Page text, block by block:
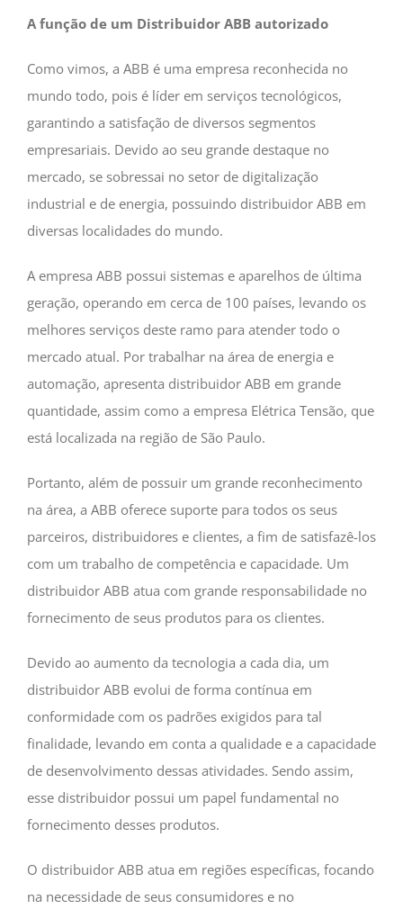
A função de um Distribuidor ABB autorizado
Como vimos, a ABB é uma empresa reconhecida no
mundo todo, pois é líder em serviços tecnológicos,
garantindo a satisfação de diversos segmentos
empresariais. Devido ao seu grande destaque no
mercado, se sobressai no setor de digitalização
industrial e de energia, possuindo distribuidor ABB em
diversas localidades do mundo.
A empresa ABB possui sistemas e aparelhos de última
geração, operando em cerca de 100 países, levando os
melhores serviços deste ramo para atender todo o
mercado atual. Por trabalhar na área de energia e
automação, apresenta distribuidor ABB em grande
quantidade, assim como a empresa Elétrica Tensão, que
está localizada na região de São Paulo.
Portanto, além de possuir um grande reconhecimento
na área, a ABB oferece suporte para todos os seus
parceiros, distribuidores e clientes, a fim de satisfazê-los
com um trabalho de competência e capacidade. Um
distribuidor ABB atua com grande responsabilidade no
fornecimento de seus produtos para os clientes.
Devido ao aumento da tecnologia a cada dia, um
distribuidor ABB evolui de forma contínua em
conformidade com os padrões exigidos para tal
finalidade, levando em conta a qualidade e a capacidade
de desenvolvimento dessas atividades. Sendo assim,
esse distribuidor possui um papel fundamental no
fornecimento desses produtos.
O distribuidor ABB atua em regiões específicas, focando
na necessidade de seus consumidores e no